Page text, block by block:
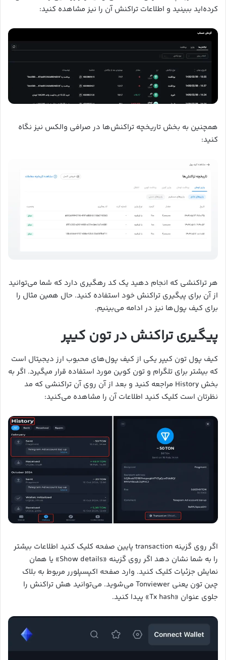
کرده‌اید ببینید و اطلاعات تراکنش آن را نیز مشاهده کنید:
همچنین به بخش تاریخچه تراکنش‌ها در صرافی والکس نیز نگاه
کنید:
هر تراکنشی که انجام دهید یک کد رهگیری دارد که شما می‌توانید
از آن برای پیگیری تراکنش خود استفاده کنید. حال همین مثال را
برای کیف پول‌ها نیز در ادامه می‌بینیم.
پیگیری تراکنش در تون کیپر
کیف پول تون کیپر یکی از کیف پول‌های محبوب ارز دیجیتال است
که بیشتر برای تلگرام و تون کوین مورد استفاده قرار میگیرد. اگر به
بخش History مراجعه کنید و بعد از آن روی آن تراکنشی که مد
نظرتان است کلیک کنید اطلاعات آن را مشاهده می‌کنید:
اگر روی گزینه transaction پایین صفحه کلیک کنید اطلاعات بیشتر
را به شما نشان دهد اگر روی گزینه «Show details» یا همان
نمایش جزئیات کلیک کنید. وارد صفحه اکپسپلورر مربوط به بلاک
چین تون یعنی Tonviewer می‌شوید. می‌توانید هش تراکنش را
جلوی عنوان «Tx hash» پیدا کنید.